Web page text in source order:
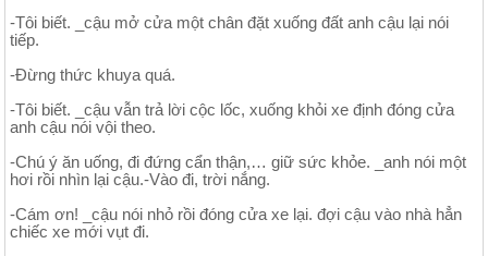
-Tôi biết. _cậu mở cửa một chân đặt xuống đất anh cậu lại nói
tiếp.
-Đừng thức khuya quá.
-Tôi biết. _cậu vẫn trả lời cộc lốc, xuống khỏi xe định đóng cửa
anh cậu nói vội theo.
-Chú ý ăn uống, đi đứng cẩn thận,… giữ sức khỏe. _anh nói một
hơi rồi nhìn lại cậu.-Vào đi, trời nắng.
-Cám ơn! _cậu nói nhỏ rồi đóng cửa xe lại. đợi cậu vào nhà hẳn
chiếc xe mới vụt đi.